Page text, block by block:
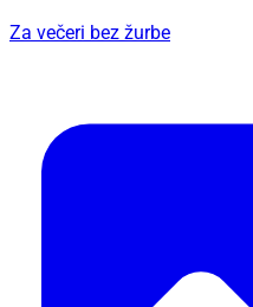
Za večeri bez žurbe